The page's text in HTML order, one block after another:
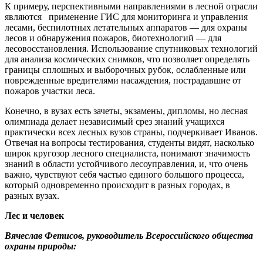
К примеру, перспективными направлениями в лесной отрасли
являются применение ГИС для мониторинга и управления
лесами, беспилотных летательных аппаратов — для охраны
лесов и обнаружения пожаров, биотехнологий — для
лесовосстановления. Использование спутниковых технологий
для анализа космических снимков, что позволяет определять
границы сплошных и выборочных рубок, ослабленные или
поврежденные вредителями насаждения, пострадавшие от
пожаров участки леса.
Конечно, в вузах есть зачеты, экзамены, дипломы, но лесная
олимпиада делает независимый срез знаний учащихся
практически всех лесных вузов страны, подчеркивает Иванов.
Отвечая на вопросы тестирования, студенты видят, насколько
широк кругозор лесного специалиста, понимают значимость
знаний в области устойчивого лесоуправления, и, что очень
важно, чувствуют себя частью единого большого процесса,
который одновременно происходит в разных городах, в
разных вузах.
Лес и человек
Вячеслав Фетисов, руководитель Всероссийского общества
охраны природы: